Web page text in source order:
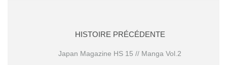
HISTOIRE PRÉCÉDENTE
Japan Magazine HS 15 // Manga Vol.2